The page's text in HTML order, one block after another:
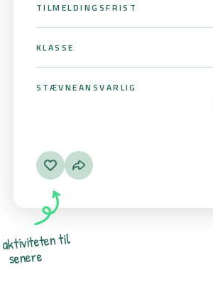
TILMELDINGSFRIST
KLASSE
STÆVNEANSVARLIG
aktivitetentil
senere